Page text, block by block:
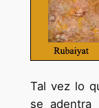
Tal vez lo
se adentra